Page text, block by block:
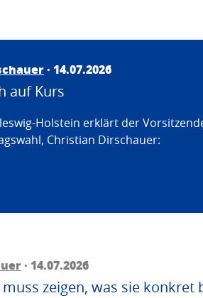
· 14.07.2026
auf Kurs
Holstein erklärt der
Christian Dirschauer:
· 14.07.2026
zeigen, was sie konkret